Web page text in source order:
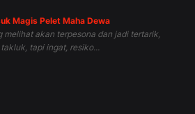
Magis Pelet Maha Dewa
melihat akan terpesona dan jadi tertarik,
tapi ingat, resiko...